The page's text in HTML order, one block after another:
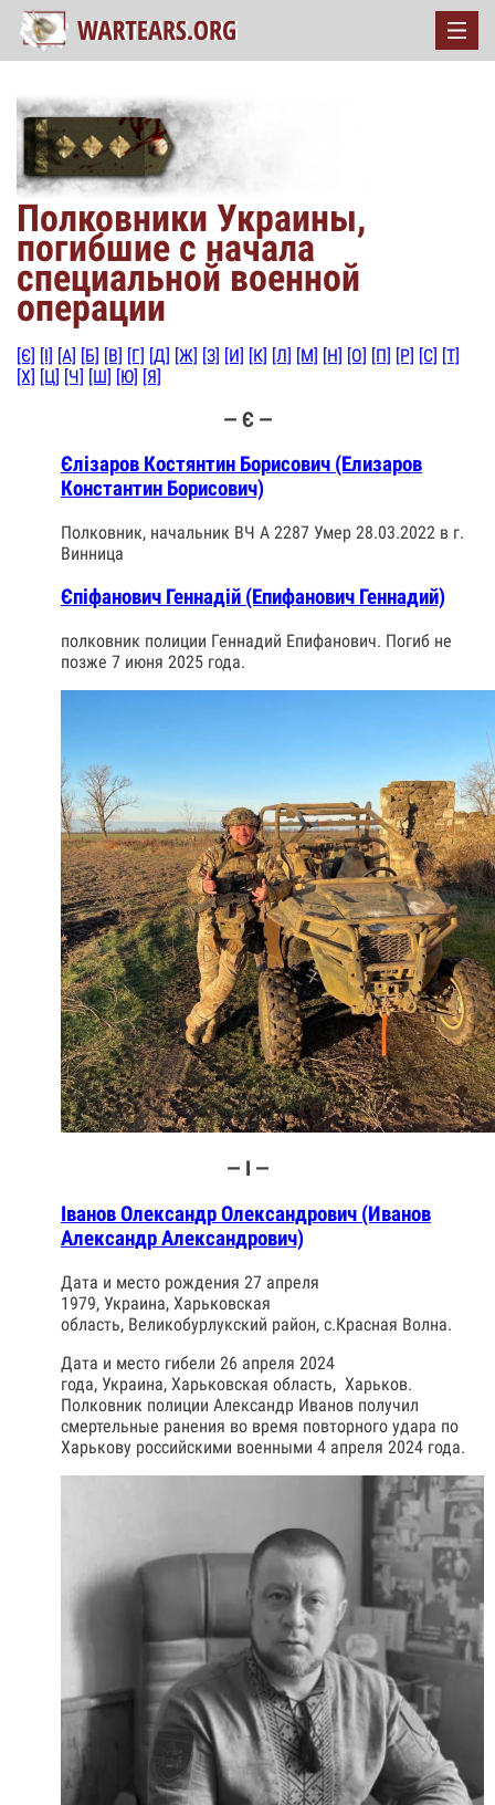
Полковники Украины,
погибшие с начала
специальной военной
операции
[Є] [І] [А] [Б] [В] [Г] [Д] [Ж] [З] [И] [К] [Л] [М] [Н] [О] [П] [Р] [С] [Т]
[Х] [Ц] [Ч] [Ш] [Ю] [Я]
— Є —
Єлізаров Костянтин Борисович (Елизаров
Константин Борисович)
Полковник, начальник ВЧ А 2287 Умер 28.03.2022 в г.
Винница
Єпіфанович Геннадій (Епифанович Геннадий)
полковник полиции Геннадий Епифанович. Погиб не
позже 7 июня 2025 года.
— І —
Іванов Олександр Олександрович (Иванов
Александр Александрович)
Дата и место рождения 27 апреля
1979, Украина, Харьковская
область, Великобурлукский район, с.Красная Волна.
Дата и место гибели 26 апреля 2024
года, Украина, Харьковская область, Харьков.
Полковник полиции Александр Иванов получил
смертельные ранения во время повторного удара по
Харькову российскими военными 4 апреля 2024 года.